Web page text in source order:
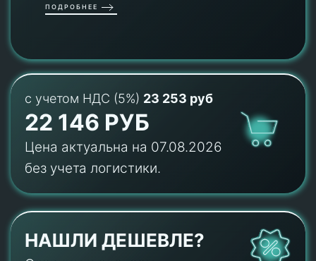
ПОДРОБНЕЕ
с учетом НДС (5%) 23 253 руб
22 146 РУБ
Цена актуальна на 07.08.2026
без учета логистики.
НАШЛИ ДЕШЕВЛЕ?